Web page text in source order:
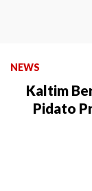
NEWS
Kaltim
Pidato